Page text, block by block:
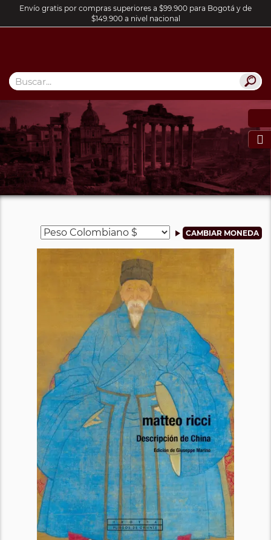
Envío gratis por compras superiores a $99.900 para Bogotá y de
$149.900 a nivel nacional
